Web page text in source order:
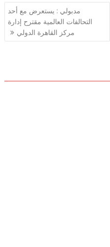
مدبولي : يستعرض مع أحد
التحالفات العالمية مقترح إدارة
مركز القاهرة الدولي